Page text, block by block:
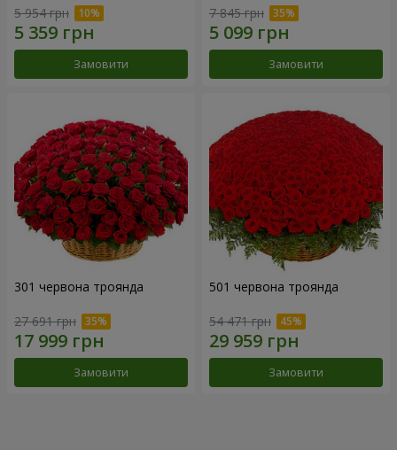
5 954 грн
Замовити
7 845 грн
Замовити
301 червона троянда
27 691 грн
Замовити
501 червона троянда
54 471 грн
Замовити